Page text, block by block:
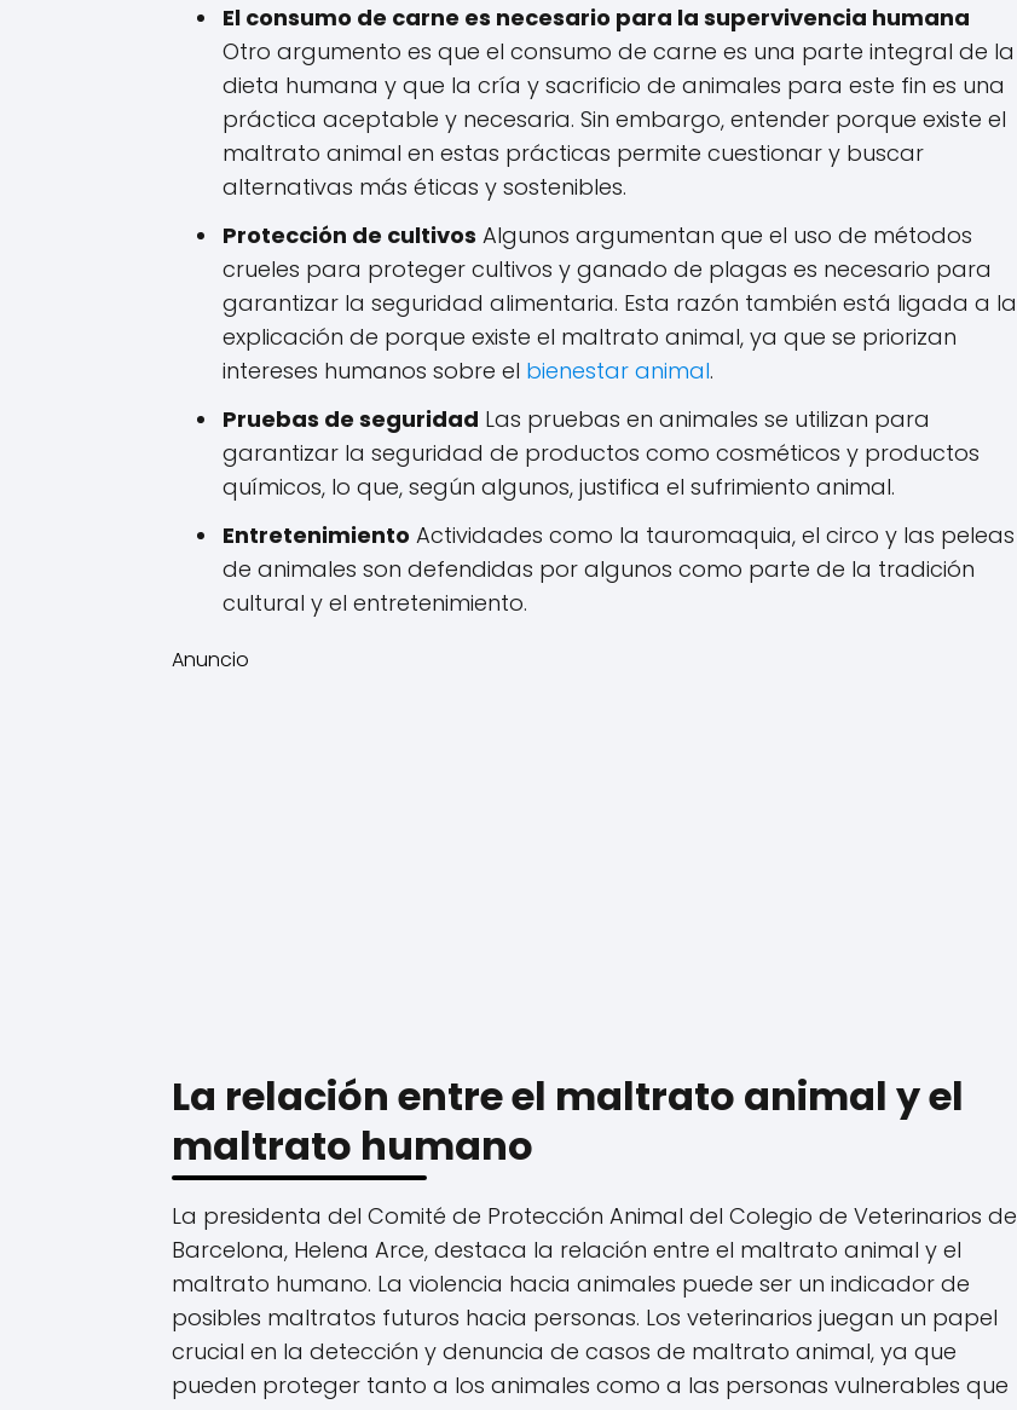
El consumo de carne es necesario para la supervivencia humana
Otro argumento es que el consumo de carne es una parte integral de la
dieta humana y que la cría y sacrificio de animales para este fin es una
práctica aceptable y necesaria. Sin embargo, entender porque existe el
maltrato animal en estas prácticas permite cuestionar y buscar
alternativas más éticas y sostenibles.
Protección de cultivos Algunos argumentan que el uso de métodos
crueles para proteger cultivos y ganado de plagas es necesario para
garantizar la seguridad alimentaria. Esta razón también está ligada a la
explicación de porque existe el maltrato animal, ya que se priorizan
intereses humanos sobre el bienestar animal.
Pruebas de seguridad Las pruebas en animales se utilizan para
garantizar la seguridad de productos como cosméticos y productos
químicos, lo que, según algunos, justifica el sufrimiento animal.
Entretenimiento Actividades como la tauromaquia, el circo y las peleas
de animales son defendidas por algunos como parte de la tradición
cultural y el entretenimiento.
Anuncio
La relación entre el maltrato animal y el
maltrato humano
La presidenta del Comité de Protección Animal del Colegio de Veterinarios de
Barcelona, Helena Arce, destaca la relación entre el maltrato animal y el
maltrato humano. La violencia hacia animales puede ser un indicador de
posibles maltratos futuros hacia personas. Los veterinarios juegan un papel
crucial en la detección y denuncia de casos de maltrato animal, ya que
pueden proteger tanto a los animales como a las personas vulnerables que